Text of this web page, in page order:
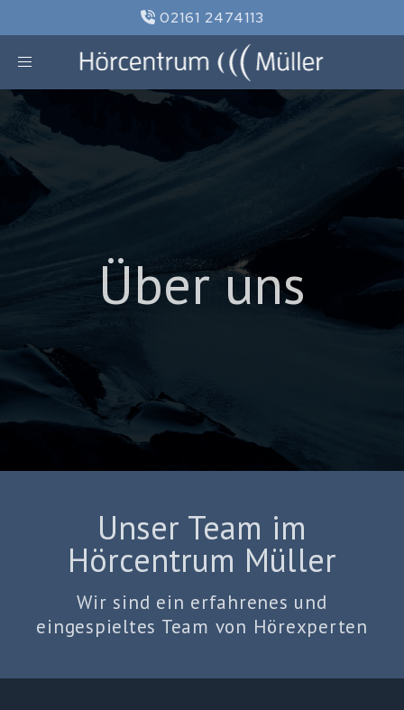
02161 2474113
Toggle navigation
Über uns
Unser Team im
Hörcentrum Müller
Wir sind ein erfahrenes und
eingespieltes Team von Hörexperten